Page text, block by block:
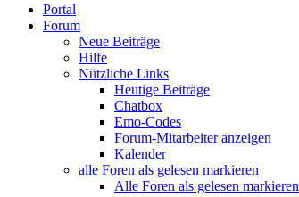
Portal
Forum
Neue Beiträge
Hilfe
Nützliche Links
Heutige Beiträge
Chatbox
Emo-Codes
Forum-Mitarbeiter anzeigen
Kalender
alle Foren als gelesen markieren
Alle Foren als gelesen markieren